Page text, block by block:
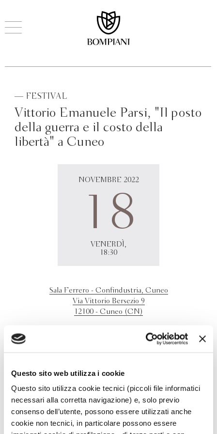
Questo sito web utilizza i cookie
Questo sito utilizza cookie tecnici (piccoli file informatici
necessari alla corretta navigazione) e, solo previo
consenso dell’utente, possono essere utilizzati anche
cookie non tecnici, in particolare possono essere
— FESTIVAL
Vittorio Emanuele Parsi, "Il posto
della guerra e il costo della
libertà" a Cuneo
NOVEMBRE 2022
18
VENERDÌ,
18:30
Sala Ferrero - Confindustria, Cuneo
Via Vittorio Bersezio 9
12100 - Cuneo (CN)
Vittorio Emanuele Parsi presenta "Il posto della guerra e il
costo della libertà" presso la sede di Confindustria di
In dialogo con Bruno Giraudo.